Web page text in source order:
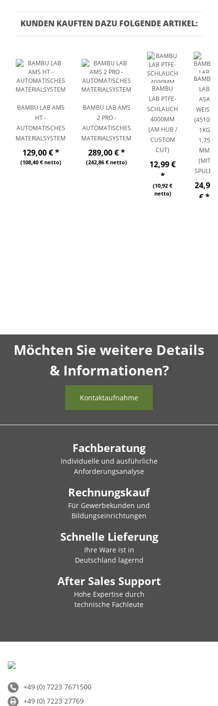
KUNDEN KAUFTEN DAZU FOLGENDE ARTIKEL:
BAMBU LAB AMS
HT -
AUTOMATISCHES
MATERIALSYSTEM
129,00 €*
(108,40 € netto)
BAMBU LAB AMS
2 PRO -
AUTOMATISCHES
MATERIALSYSTEM
289,00 €*
(242,86 € netto)
BAMBU
LAB PTFE-
SCHLAUCH
4000MM
(AM HUB /
CUSTOM
CUT)
12,99 €
*
(10,92 €
netto)
BAMBU
LAB
ASA
WEISS (
45100) 1
KG 1
,75 M
M (
MIT S
PULE)
24,99
€*
Möchten Sie weitere Details
& Informationen?
Kontaktaufnahme
Fachberatung
Individuelle und ausführliche
Anforderungsanalyse
Rechnungskauf
Für Gewerbekunden und
Bildungseinrichtungen
Schnelle Lieferung
Ihre Ware ist in
Deutschland lagernd
After Sales Support
Hohe Expertise durch
technische Fachleute
+49 (0) 7223 7671500
+49 (0) 7223 27769